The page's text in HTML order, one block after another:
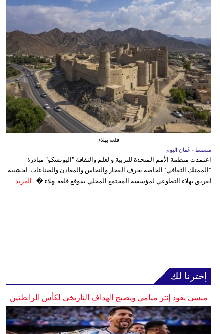
قلعة بهلاء
مسقط - عُمان اليوم
اعتمدت منظمة الأمم المتحدة للتربية والعلم والثقافة "اليونسكو" مبادرة
"الممتلك الثقافي" الخاصة بحرف الفخار والنحاس والمعادن والصناعات الخشبية
لفريق بهلاء التطوعي لمؤسسة المجتمع المحلي بموقع قلعة بهلاء �... المزيد
إخترنا لك
ميسي يقود إنتر ميامي ويصبح الهداف التاريخي لكأس الرابطتين